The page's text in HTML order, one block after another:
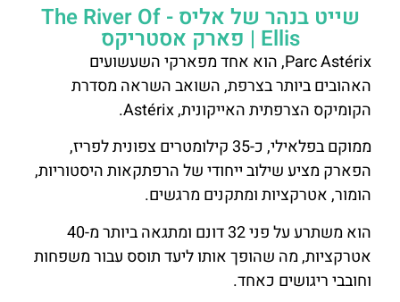
שייט בנהר של אליס - The River Of
Ellis | פארק אסטריקס
Parc Astérix, הוא אחד מפארקי השעשועים
האהובים ביותר בצרפת, השואב השראה מסדרת
הקומיקס הצרפתית האייקונית, Astérix.
ממוקם בפלאילי, כ-35 קילומטרים צפונית לפריז,
הפארק מציע שילוב ייחודי של הרפתקאות היסטוריות,
הומור, אטרקציות ומתקנים מרגשים.
הוא משתרע על פני 32 דונם ומתגאה ביותר מ-40
אטרקציות, מה שהופך אותו ליעד תוסס עבור משפחות
וחובבי ריגושים כאחד.